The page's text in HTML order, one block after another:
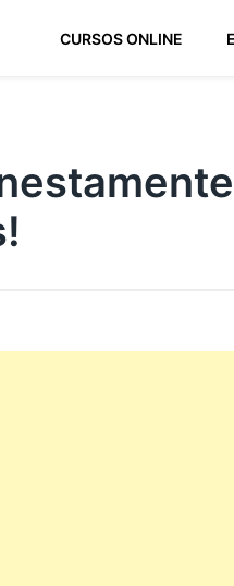
CURSOS ONLINE